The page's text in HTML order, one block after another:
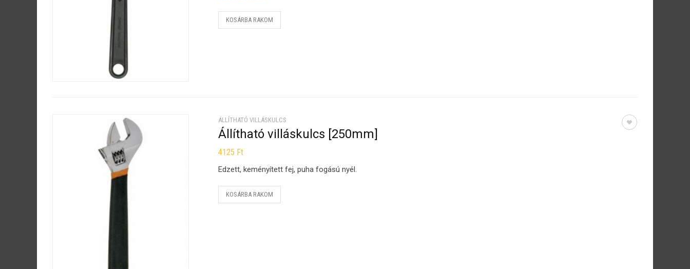
KOSÁRBA RAKOM
ÁLLÍTHATÓ VILLÁSKULCS
Állítható villáskulcs [250mm]
4125 Ft
Edzett, keményített fej, puha fogású nyél.
KOSÁRBA RAKOM